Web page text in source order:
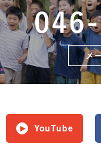
YouTube